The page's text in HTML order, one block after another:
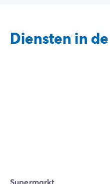
Diensten in
Supermarkt